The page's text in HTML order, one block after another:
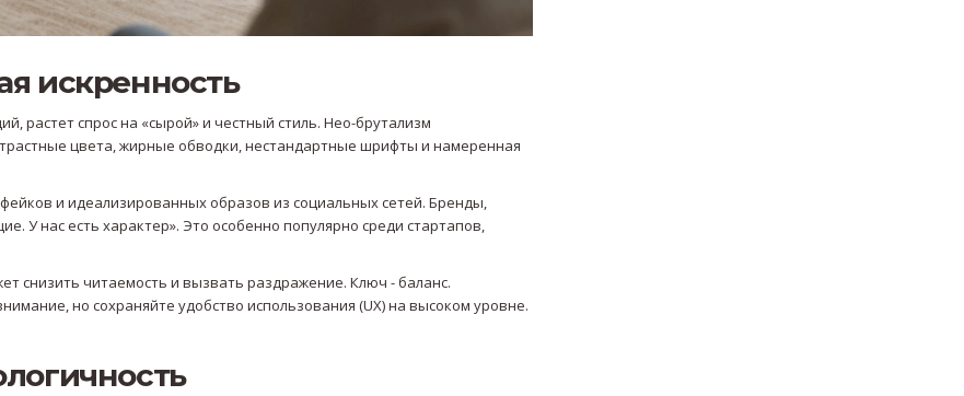
искренность
растет спрос на «сырой» и честный стиль. Нео-брутализм
цвета, жирные обводки, нестандартные шрифты и намеренная
и идеализированных образов из социальных сетей. Бренды,
У нас есть характер». Это особенно популярно среди стартапов,
снизить читаемость и вызвать раздражение. Ключ - баланс.
но сохраняйте удобство использования (UX) на высоком уровне.